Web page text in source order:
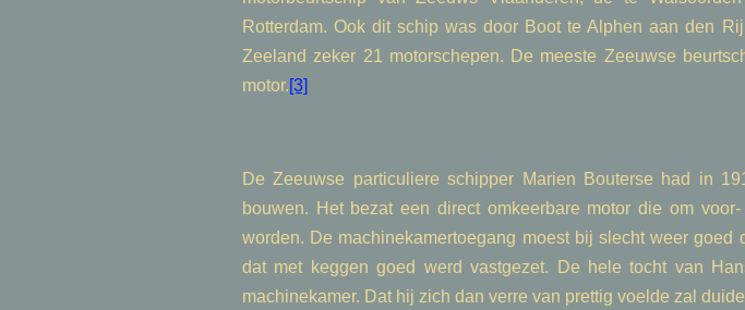
Rotterdam. Ook dit schip was door Boot te Alphen aan den
Zeeland zeker 21 motorschepen. De meeste Zeeuwse
motor.[3]
De Zeeuwse particuliere schipper Marien Bouterse had in
bouwen. Het bezat een direct omkeerbare motor die om
worden. De machinekamertoegang moest bij slecht weer
dat met keggen goed werd vastgezet. De hele tocht van
machinekamer. Dat hij zich dan verre van prettig voelde zal